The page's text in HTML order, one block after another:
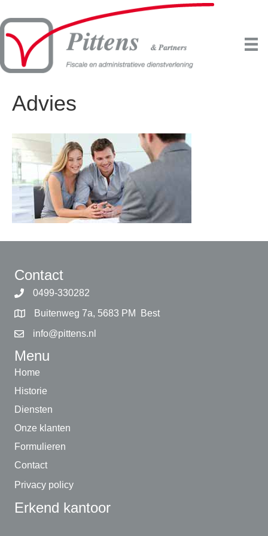
Advies
Contact
0499-330282
Buitenweg 7a, 5683 PM Best
info@pittens.nl
Menu
Home
Historie
Diensten
Onze klanten
Formulieren
Contact
Privacy policy
Erkend kantoor